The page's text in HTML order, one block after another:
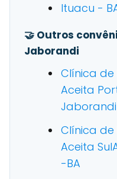
Ituacu -
🤝 Outros
Jaborandi
Clínica
Aceita
Clínica
Aceita
-BA